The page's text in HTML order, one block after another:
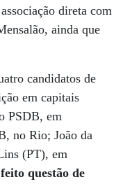
direta com
ainda que
candidatos de
em capitais
PSDB, em
no Rio; João da
(PT), em
questão de